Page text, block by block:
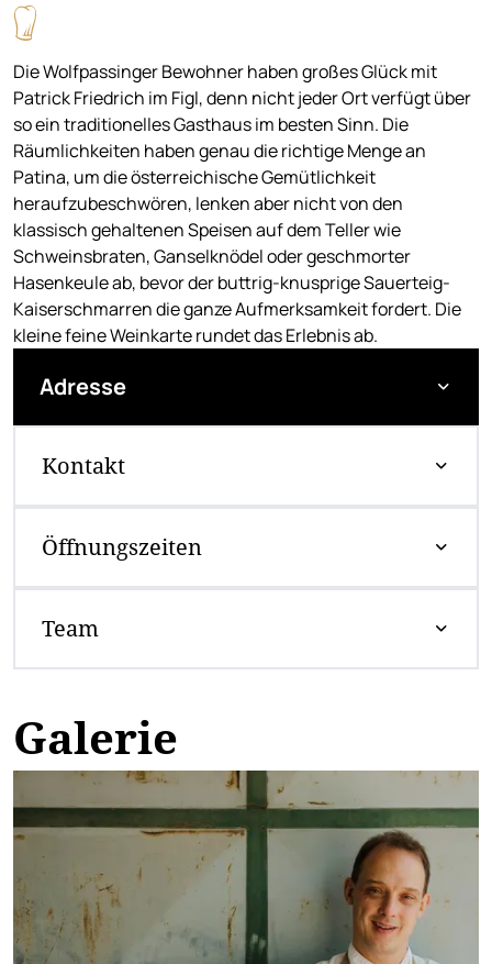
Die Wolfpassinger Bewohner haben großes Glück mit
Patrick Friedrich im Figl, denn nicht jeder Ort verfügt über
so ein traditionelles Gasthaus im besten Sinn. Die
Räumlichkeiten haben genau die richtige Menge an
Patina, um die österreichische Gemütlichkeit
heraufzubeschwören, lenken aber nicht von den
klassisch gehaltenen Speisen auf dem Teller wie
Schweinsbraten, Ganselknödel oder geschmorter
Hasenkeule ab, bevor der buttrig-knusprige Sauerteig-
Kaiserschmarren die ganze Aufmerksamkeit fordert. Die
kleine feine Weinkarte rundet das Erlebnis ab.
Adresse
Kontakt
Öffnungszeiten
Team
Galerie